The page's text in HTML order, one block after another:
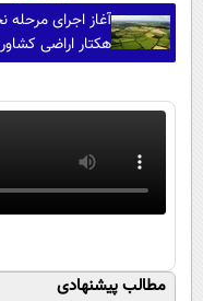
هکتار اراضی
مطالب پیشنهادی